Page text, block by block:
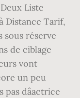
Liste
Distance Tarif,
sous réserve
de ciblage
vont
un peu
dâactrice